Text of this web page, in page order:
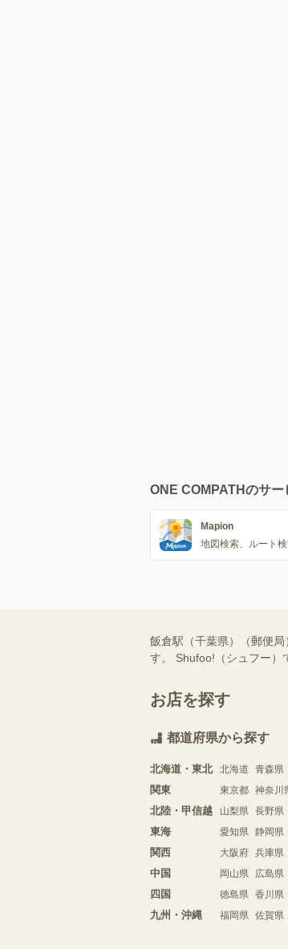
ONE COMPATHのサー
Mapion
地図検索、ルート
飯倉駅（千葉県）（郵便
す。 Shufoo!（シュフー）
お店を探す
都道府県から探す
北海道・東北 北海道 青森県
関東 東京都 神奈川
北陸・甲信越 山梨県 長野県
東海 愛知県 静岡県
関西 大阪府 兵庫県
中国 岡山県 広島県
四国 徳島県 香川県
九州・沖縄 福岡県 佐賀県